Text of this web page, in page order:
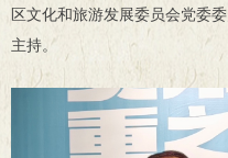
区文化和旅游发展委员会党委
主持。